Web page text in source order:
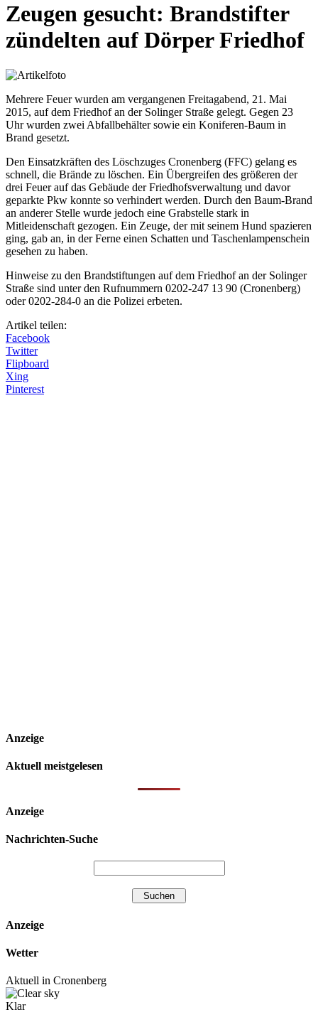
Zeugen gesucht: Brandstifter
zündelten auf Dörper Friedhof
Mehrere Feuer wurden am vergangenen Freitagabend, 21. Mai
2015, auf dem Friedhof an der Solinger Straße gelegt. Gegen 23
Uhr wurden zwei Abfallbehälter sowie ein Koniferen-Baum in
Brand gesetzt.
Den Einsatzkräften des Löschzuges Cronenberg (FFC) gelang es
schnell, die Brände zu löschen. Ein Übergreifen des größeren der
drei Feuer auf das Gebäude der Friedhofsverwaltung und davor
geparkte Pkw konnte so verhindert werden. Durch den Baum-Brand
an anderer Stelle wurde jedoch eine Grabstelle stark in
Mitleidenschaft gezogen. Ein Zeuge, der mit seinem Hund spazieren
ging, gab an, in der Ferne einen Schatten und Taschenlampenschein
gesehen zu haben.
Hinweise zu den Brandstiftungen auf dem Friedhof an der Solinger
Straße sind unter den Rufnummern 0202-247 13 90 (Cronenberg)
oder 0202-284-0 an die Polizei erbeten.
Artikel teilen:
Facebook
Twitter
Flipboard
Xing
Pinterest
Anzeige
Aktuell meistgelesen
Anzeige
Nachrichten-Suche
Anzeige
Wetter
Aktuell in Cronenberg
Klar